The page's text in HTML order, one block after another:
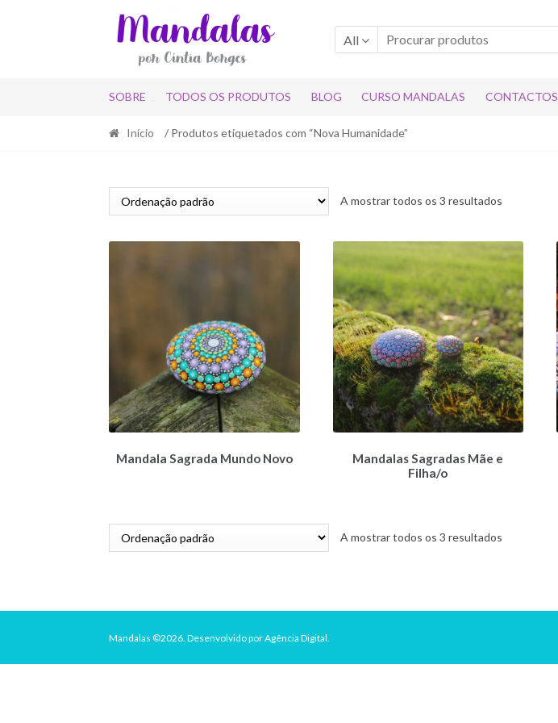
to
navigation
to
All
SOBRE TODOS OS PRODUTOS BLOG CURSO MANDALAS CONTACTOS
Início / Produtos etiquetados com “Nova Humanidade”
A mostrar todos os 3 resultados
Mandala Sagrada Mundo Novo
Mandalas Sagradas Mãe e
Filha/o
A mostrar todos os 3 resultados
Mandalas ©2026. Desenvolvido porAgência Digital